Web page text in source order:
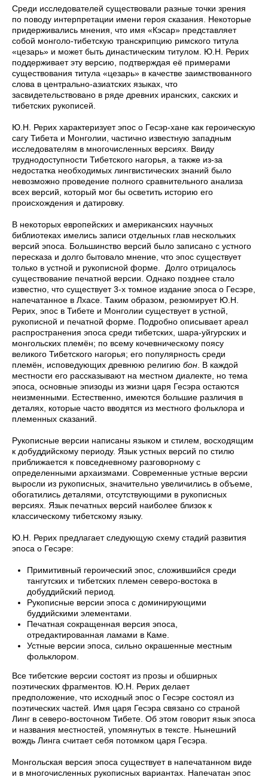
Среди исследователей существовали разные точки зрения
по поводу интерпретации имени героя сказания. Некоторые
придерживались мнения, что имя «Кэсар» представляет
собой монголо-тибетскую транскрипцию римского титула
«цезарь» и может быть династическим титулом. Ю.Н. Рерих
поддерживает эту версию, подтверждая её примерами
существования титула «цезарь» в качестве заимствованного
слова в центрально-азиатских языках, что
засвидетельствовано в ряде древних иранских, сакских и
тибетских рукописей.
Ю.Н. Рерих характеризует эпос о Гесэр-хане как героическую
сагу Тибета и Монголии, частично известную западным
исследователям в многочисленных версиях. Ввиду
труднодоступности Тибетского нагорья, а также из-за
недостатка необходимых лингвистических знаний было
невозможно проведение полного сравнительного анализа
всех версий, который мог бы осветить историю его
происхождения и датировку.
В некоторых европейских и американских научных
библиотеках имелись записи отдельных глав нескольких
версий эпоса. Большинство версий было записано с устного
пересказа и долго бытовало мнение, что эпос существует
только в устной и рукописной форме. Долго отрицалось
существование печатной версии. Однако позднее стало
известно, что существует 3-х томное издание эпоса о Гесэре,
напечатанное в Лхасе. Таким образом, резюмирует Ю.Н.
Рерих, эпос в Тибете и Монголии существует в устной,
рукописной и печатной форме. Подробно описывает ареал
распространения эпоса среди тибетских, шара-уйгурских и
монгольских племён; по всему кочевническому поясу
великого Тибетского нагорья; его популярность среди
племён, исповедующих древнюю религию бон . В каждой
местности его рассказывают на местном диалекте, но тема
эпоса, основные эпизоды из жизни царя Гесэра остаются
неизменными. Естественно, имеются большие различия в
деталях, которые часто вводятся из местного фольклора и
племенных сказаний.
Рукописные версии написаны языком и стилем, восходящим
к добуддийскому периоду. Язык устных версий по стилю
приближается к повседневному разговорному с
определенными архаизмами. Современные устные версии
выросли из рукописных, значительно увеличились в объеме,
обогатились деталями, отсутствующими в рукописных
версиях. Язык печатных версий наиболее близок к
классическому тибетскому языку.
Ю.Н. Рерих предлагает следующую схему стадий развития
эпоса о Гесэре:
Примитивный героический эпос, сложившийся среди
тангутских и тибетских племен северо-востока в
добуддийский период.
Рукописные версии эпоса с доминирующими
буддийскими элементами.
Печатная сокращенная версия эпоса,
отредактированная ламами в Каме.
Устные версии эпоса, сильно окрашенные местным
фольклором.
Все тибетские версии состоят из прозы и обширных
поэтических фрагментов. Ю.Н. Рерих делает
предположение, что исходный эпос о Гесэре состоял из
поэтических частей. Имя царя Гесэра связано со страной
Линг в северо-восточном Тибете. Об этом говорит язык эпоса
и названия местностей, упомянутых в тексте. Нынешний
вождь Линга считает себя потомком царя Гесэра.
Монгольская версия эпоса существует в напечатанном виде
и в многочисленных рукописных вариантах. Напечатан эпос